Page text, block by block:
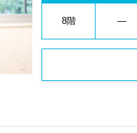
8階 ―